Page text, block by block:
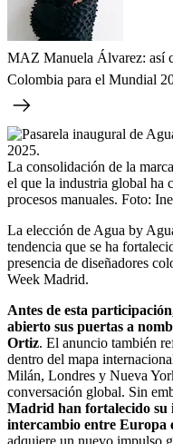
MAZ Manuela Álvarez: así
Colombia para el Mundial
La consolidación de la
el que la industria global ha
procesos manuales. Foto:
La elección de Agua by
tendencia que se ha
presencia de diseñadores
Week Madrid.
Antes de esta
abierto sus puertas a
Ortiz. El anuncio también
dentro del mapa
Milán, Londres y Nueva
conversación global. Sin
Madrid han fortalecido su
intercambio entre Europa